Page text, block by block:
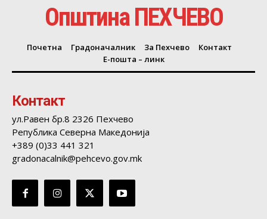
Општина ПЕХЧЕВО
Почетна Градоначалник За Пехчево
Контакт
Е-пошта – линк
Контакт
ул.Равен бр.8 2326 Пехчево
Република Северна Македонија
+389 (0)33 441 321
gradonacalnik@pehcevo.gov.mk